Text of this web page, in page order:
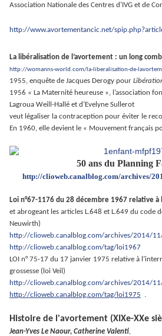
Association Nationale des Centres d'IVG et de
http://www.avortementancic.net/
La libéralisation de l’avortement : un long
http://womanns-world.com/la-liberalisation-de-
1955, enquête de Jacques Derogy pour
1956 « La Maternité heureuse », l’association
Lagroua Weill-Hallé et d’Evelyne Sullerot
veut légaliser la contraception pour éviter le
En 1960, elle devient le « Mouvement français
50 ans du Planning
http://clioweb.canalblog.com/archives/
Loi n°67-1176 du 28 décembre 1967 relative à
et abrogeant les articles L.648 et L.649 du code
Neuwirth)
http://clioweb.canalblog.com/archives/2014/
http://clioweb.canalblog.com/tag/loi1967
LOI n° 75-17 du 17 janvier 1975 relative à
grossesse (loi Veil)
http://clioweb.canalblog.com/archives/2014/
http://clioweb.canalblog.com/tag/loi1975 .
Histoire de l'avortement (XIXe-XXe
Jean-Yves Le Naour, Catherine Valenti,